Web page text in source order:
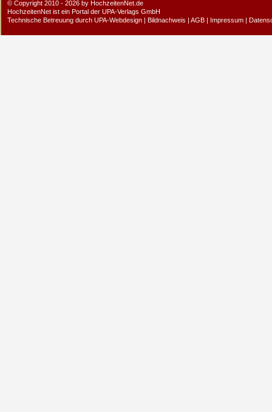
© Copyright 2010 - 2026 by HochzeitenNet.de
HochzeitenNet ist ein Portal der UPA-Verlags GmbH
Technische Betreuung durch UPA-Webdesign | Bildnachweis | AGB | Impressum |